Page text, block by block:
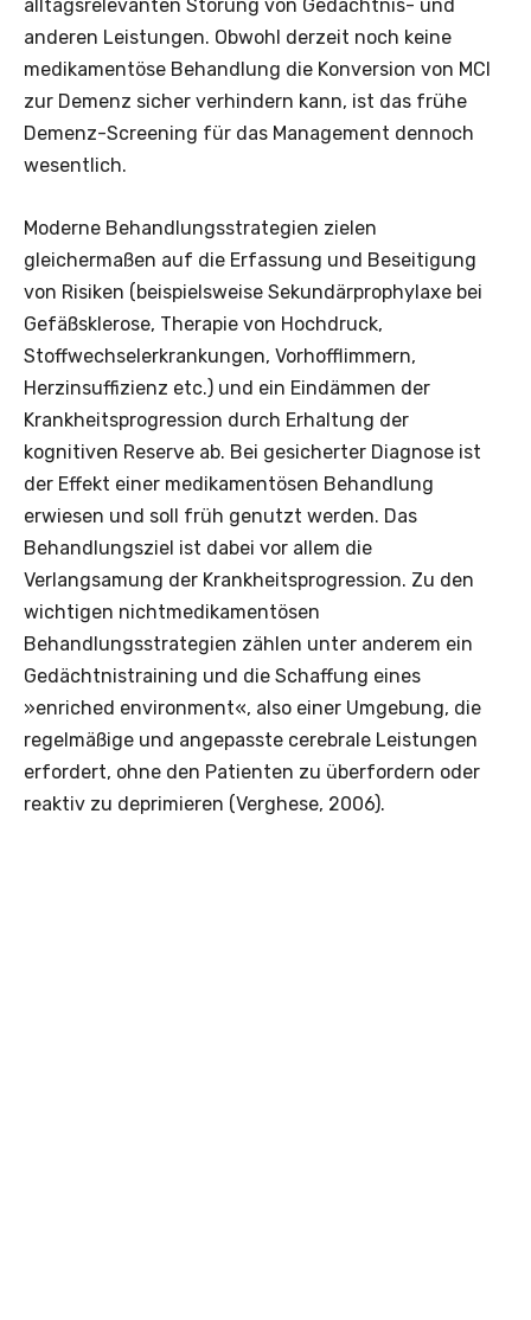
alltagsrelevanten Störung von Gedächtnis- und
anderen Leistungen. Obwohl derzeit noch keine
medikamentöse Behandlung die Konversion von MCI
zur Demenz sicher verhindern kann, ist das frühe
Demenz-Screening für das Management dennoch
wesentlich.
Moderne Behandlungsstrategien zielen
gleichermaßen auf die Erfassung und Beseitigung
von Risiken (beispielsweise Sekundärprophylaxe bei
Gefäßsklerose, Therapie von Hochdruck,
Stoffwechselerkrankungen, Vorhofflimmern,
Herzinsuffizienz etc.) und ein Eindämmen der
Krankheitsprogression durch Erhaltung der
kognitiven Reserve ab. Bei gesicherter Diagnose ist
der Effekt einer medikamentösen Behandlung
erwiesen und soll früh genutzt werden. Das
Behandlungsziel ist dabei vor allem die
Verlangsamung der Krankheitsprogression. Zu den
wichtigen nichtmedikamentösen
Behandlungsstrategien zählen unter anderem ein
Gedächtnistraining und die Schaffung eines
»enriched environment«, also einer Umgebung, die
regelmäßige und angepasste cerebrale Leistungen
erfordert, ohne den Patienten zu überfordern oder
reaktiv zu deprimieren (Verghese, 2006).